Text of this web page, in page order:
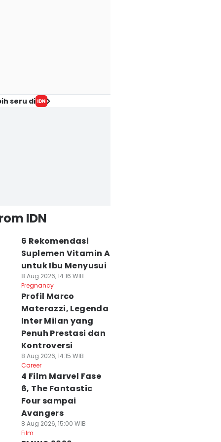
seru di
IDN
6 Rekomendasi
Suplemen Vitamin A
untuk Ibu Menyusui
8 Aug 2026, 14:16 WIB
Pregnancy
Profil Marco
Materazzi, Legenda
Inter Milan yang
Penuh Prestasi dan
Kontroversi
8 Aug 2026, 14:15 WIB
Career
4 Film Marvel Fase
6, The Fantastic
Four sampai
Avangers
8 Aug 2026, 15:00 WIB
Film